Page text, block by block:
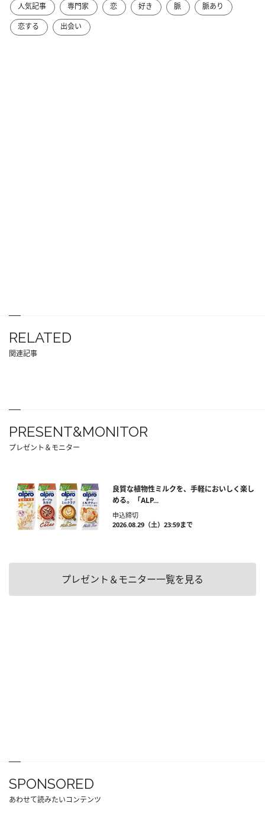
人気記事 専門家 恋 好き 脈
脈あり
恋する
出会い
RELATED
関連記事
PRESENT&MONITOR
プレゼント＆モニター
良質な植物性ミルクを、手軽においしく楽し
める。「ALP...
申込締切
2026.08.29（土）23:59まで
プレゼント＆モニター一覧を見る
SPONSORED
あわせて読みたいコンテンツ